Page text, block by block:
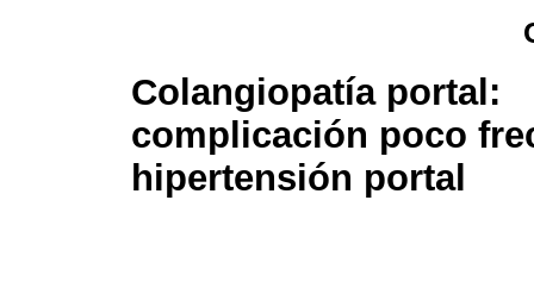
Colangiopatía portal:
complicación poco
hipertensión portal